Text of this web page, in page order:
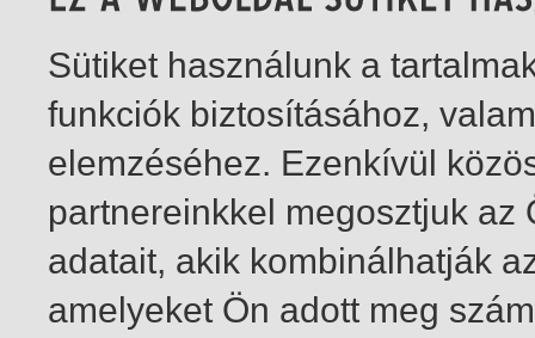
Sütiket használunk a
funkciók biztosításához,
elemzéséhez. Ezenkívül
partnereinkkel megosztjuk
adatait, akik kombinálhatják
amelyeket Ön adott meg